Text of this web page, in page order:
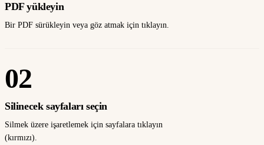
PDF yükleyin
Bir PDF sürükleyin veya göz atmak için tıklayın.
02
Silinecek sayfaları seçin
Silmek üzere işaretlemek için sayfalara tıklayın
(kırmızı).